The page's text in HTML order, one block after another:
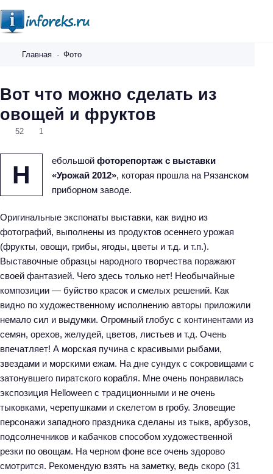
r
e
.
Главная Фото
Вот что можно сделать из
овощей и фруктов
52 1
Н
ебольшой фоторепортаж с выставки
«Урожай 2012», которая прошла на Рязанском
приборном заводе.
Оригинальные экспонаты выставки, как видно из
фотографий, выполнены из продуктов осеннего урожая
(фрукты, овощи, грибы, ягоды, цветы и т.д. и т.п.).
Выставочные образцы народного творчества поражают
своей фантазией. Чего здесь только нет! Необычайные
композиции — буйство красок и смелых решений. Как
видно по художественному исполнению авторы приложили
немало сил и выдумки. Огромный глобус с континентами из
семян, орехов, желудей, цветов, листьев и т.д. Очень
впечатляет! А морская пучина с красивыми рыбами,
звездами и морскими ежам. На дне сундук с сокровищами с
затонувшего пиратского корабля. Мне очень понравилась
экспозиция Helloween с традиционными и не очень
тыковками, черепушками и скелетом в гробу. Зловещие
персонажи западного праздника сделаны из тыкв, арбузов,
подсолнечников и кабачков способом художественной
резки по овощам. На черном фоне все очень здорово
смотрится. Рекомендую взять на заметку, ведь скоро (31